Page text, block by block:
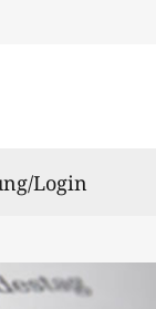
Login